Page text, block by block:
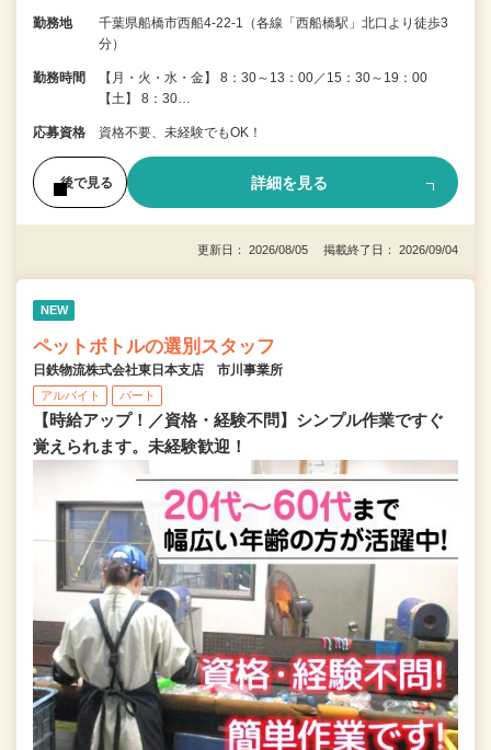
勤務地
千葉県船橋市西船4-22-1（各線「西船橋駅」北口より徒歩3
分）
勤務時間
【月・火・水・金】 8：30～13：00／15：30～19：00
【土】 8：30…
応募資格 資格不要、未経験でもOK！
後で見る 詳細を見る
更新日： 2026/08/05 掲載終了日： 2026/09/04
NEW
ペットボトルの選別スタッフ
日鉄物流株式会社東日本支店 市川事業所
アルバイト パート
【時給アップ！／資格・経験不問】シンプル作業ですぐ
覚えられます。未経験歓迎！